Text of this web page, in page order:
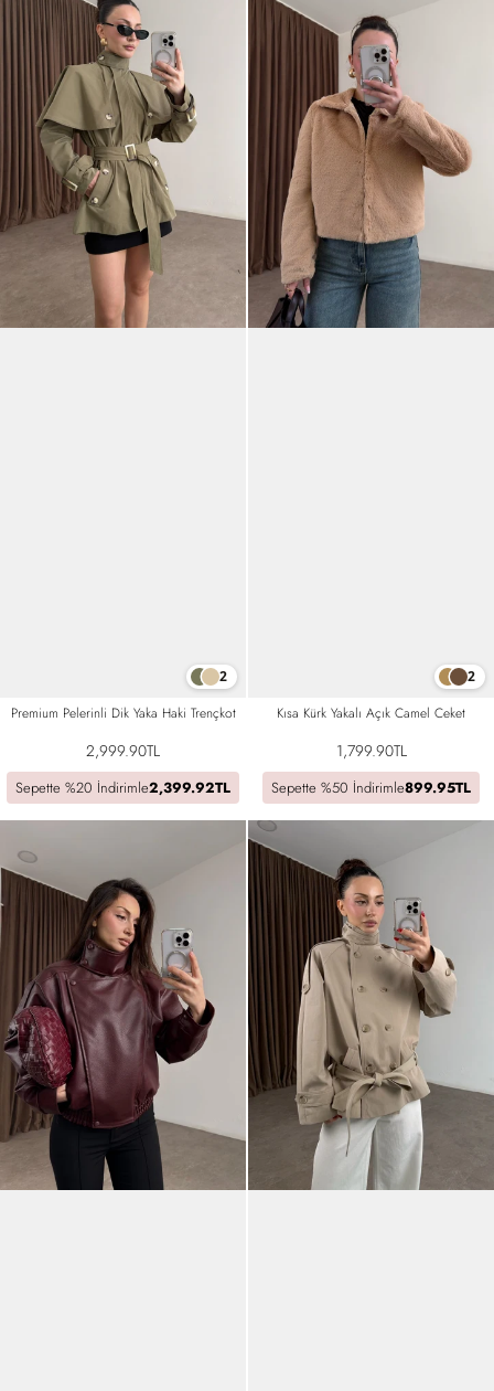
2
Premium Pelerinli Dik Yaka Haki Trençkot
2,999.90TL
Sepette %20 İndirimle2,399.92TL
2
Kısa Kürk Yakalı Açık Camel Ceket
1,799.90TL
Sepette %50 İndirimle899.95TL